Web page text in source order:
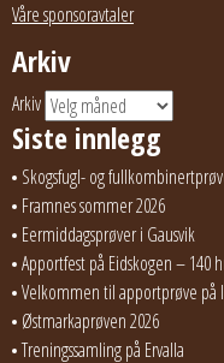
Våre sponsoravtaler
Arkiv
Arkiv
Siste innlegg
Skogsfugl- og
Framnes sommer 2026
Eermiddagsprøver i Gausvik
Apportfest på Eidskogen – 140
Velkommen til apportprøve på
Østmarkaprøven 2026
Treningssamling på Ervalla